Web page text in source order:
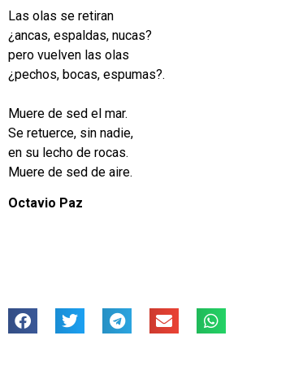
Las olas se retiran
¿ancas, espaldas, nucas?
pero vuelven las olas
¿pechos, bocas, espumas?.
Muere de sed el mar.
Se retuerce, sin nadie,
en su lecho de rocas.
Muere de sed de aire.
Octavio Paz